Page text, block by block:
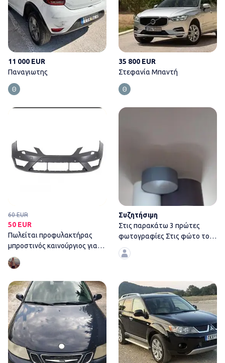
11 000 EUR
Παναγιωτης
35 800 EUR
Στεφανία Μπαντή
Πωλείται προφυλακτήρας
60 EUR
50 EUR
Πωλείται προφυλακτήρας
μπροστινός καινούργιος για
seat Leon 2013-18
Συζητήσιμη
Στις παρακάτω 3 πρώτες
φωτογραφίες Στις φώτο το
σετ που είναι 3
Δημήτρης